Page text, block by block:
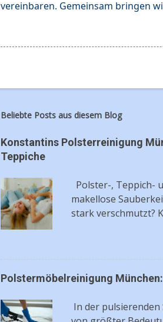
vereinbaren. Gemeinsam bringen
Beliebte Posts aus diesem Blog
Konstantins Polsterreinigung
Teppiche
Polster-, Teppich-
makellose
stark verschmutzt?
Lassen Sie Ihre
hartnäckigen
Anfahrtskosten
Polstermöbelreinigung
In der